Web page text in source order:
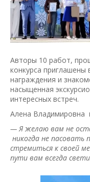
Авторы 10 работ,
конкурса
награждения и
насыщенная
интересных встреч.
Алена Владимировна
— Я желаю вам не
никогда не пасовать
стремиться к своей
пути вам всегда